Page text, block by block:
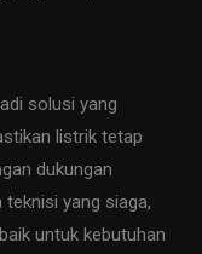
solusi yang
listrik tetap
dukungan
yang siaga,
untuk kebutuhan